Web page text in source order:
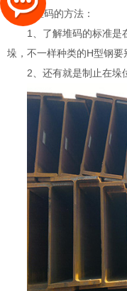
H型钢堆码的方法：
1、了解堆码的标准是
垛，不一样种类的H型钢要
2、还有就是制止在垛